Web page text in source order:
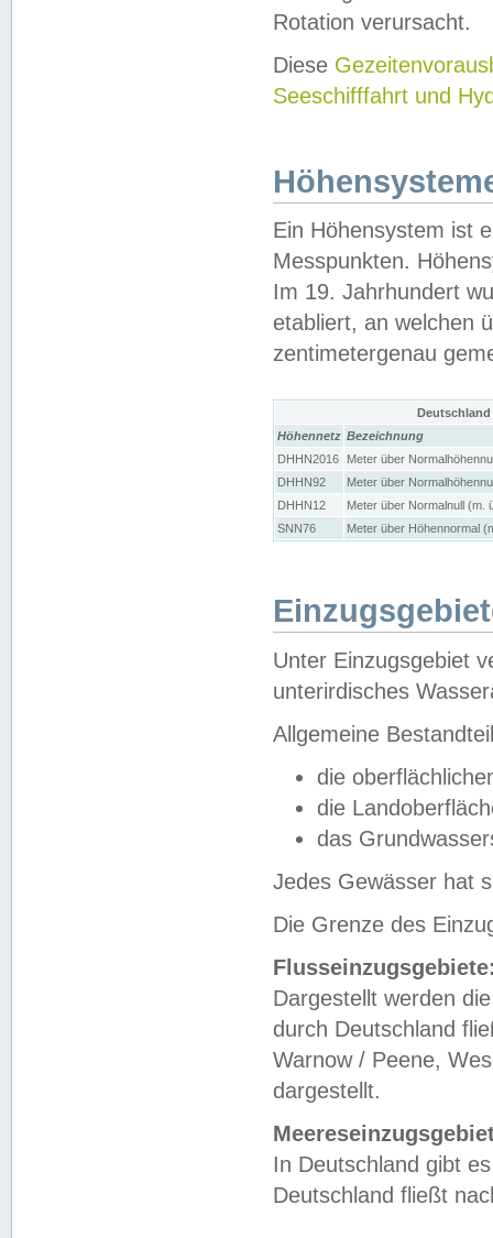
Rotation verursacht.
Diese
Seeschifffahrt und
Ein Höhensystem ist
Messpunkten.
Im 19. Jahrhundert
etabliert, an welchen
zentimetergenau
Höhennetz Bezeichnung
DHHN2016
Meter über
DHHN92
Meter über
DHHN12
Meter über Normalnull (m.
SNN76
Meter über Höhennormal
Unter Einzugsgebiet
unterirdisches
Allgemeine
die
die
das
Jedes Gewässer hat
Die Grenze des
Dargestellt werden
durch Deutschland
Warnow / Peene,
dargestellt.
In Deutschland gibt
Deutschland fließt